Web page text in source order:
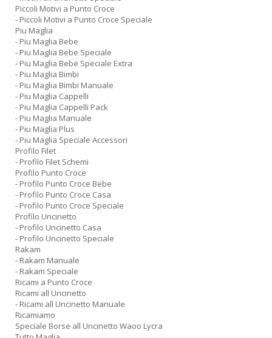
Piccoli Motivi a Punto Croce
- Piccoli Motivi a Punto Croce Speciale
Piu Maglia
- Piu Maglia Bebe
- Piu Maglia Bebe Speciale
- Piu Maglia Bebe Speciale Extra
- Piu Maglia Bimbi
- Piu Maglia Bimbi Manuale
- Piu Maglia Cappelli
- Piu Maglia Cappelli Pack
- Piu Maglia Manuale
- Piu Maglia Plus
- Piu Maglia Speciale Accessori
Profilo Filet
- Profilo Filet Schemi
Profilo Punto Croce
- Profilo Punto Croce Bebe
- Profilo Punto Croce Casa
- Profilo Punto Croce Speciale
Profilo Uncinetto
- Profilo Uncinetto Casa
- Profilo Uncinetto Speciale
Rakam
- Rakam Manuale
- Rakam Speciale
Ricami a Punto Croce
Ricami all Uncinetto
- Ricami all Uncinetto Manuale
Ricamiamo
Speciale Borse all Uncinetto Waoo Lycra